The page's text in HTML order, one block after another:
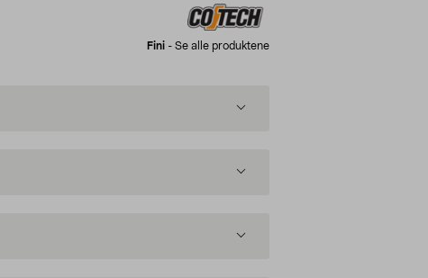
Fini - Se alle produktene